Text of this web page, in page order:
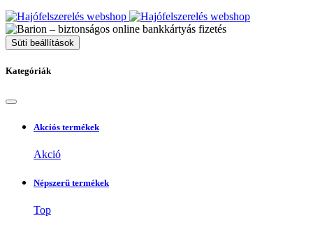
Süti beállítások
Kategóriák
Akciós termékek
Akció
Népszerű termékek
Top